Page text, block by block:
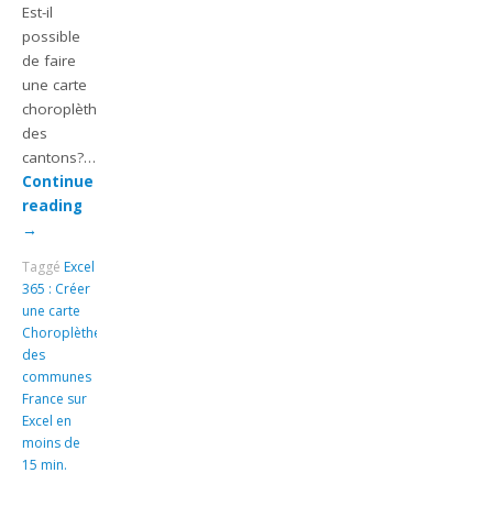
Est-il
possible
de faire
une carte
choroplèthe
des
cantons?…
Continue
reading
→
Taggé Excel
365 : Créer
une carte
Choroplèthe
des
communes
France sur
Excel en
moins de
15 min.